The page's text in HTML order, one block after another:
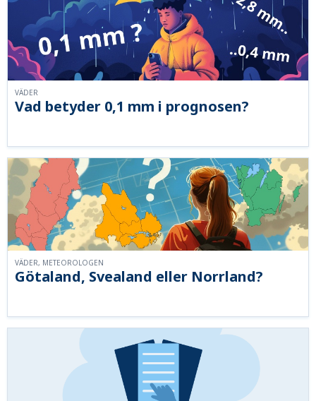
Vad betyder 0,1 mm i prognosen?
VÄDER
Götaland, Svealand eller Norrland?
VÄDER, METEOROLOGEN